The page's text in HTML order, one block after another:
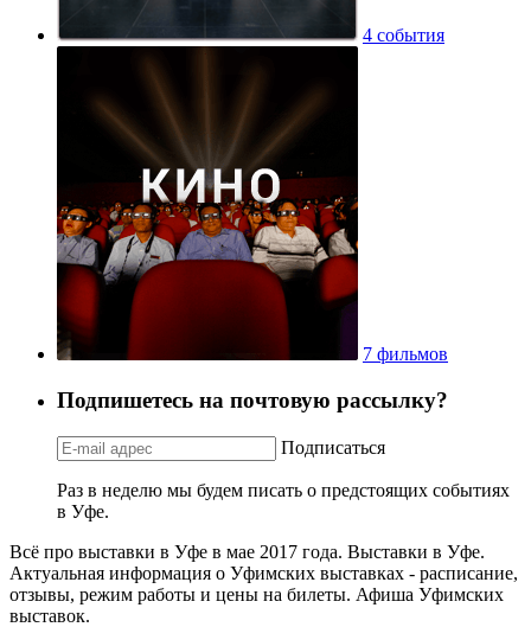
4 события
7 фильмов
Подпишетесь на почтовую рассылку?
Подписаться
Раз в неделю мы будем писать о предстоящих событиях
в Уфе.
Всё про выставки в Уфе в мае 2017 года. Выставки в Уфе.
Актуальная информация о Уфимских выставках - расписание,
отзывы, режим работы и цены на билеты. Афиша Уфимских
выставок.